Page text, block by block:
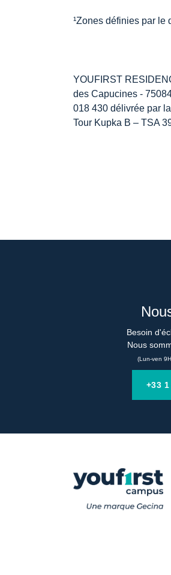
¹Zones définies par le
YOUFIRST
des Capucines -
018 430 délivrée par
Tour Kupka B – TSA
Besoin
Nous
(Lun-ven
+33